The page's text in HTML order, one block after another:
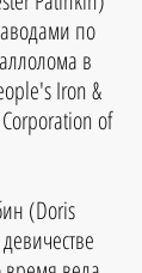
по
в
Iron &
of
(Doris